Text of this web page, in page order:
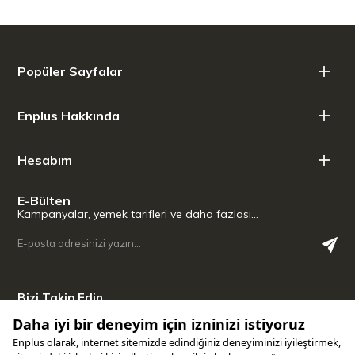
mevcuttur
Boyutlar (GxYxD mm): 220x80x165
Renk: Şeffaf
Popüler Sayfalar
Enplus Hakkında
Hesabım
E-Bülten
Kampanyalar, yemek tarifleri ve daha fazlası…
Bizi Takip Edin